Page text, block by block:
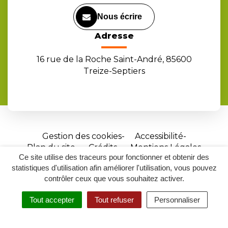
Ce site utilise des traceurs pour fonctionner et obtenir des
statistiques d'utilisation afin améliorer l'utilisation, vous pouvez
contrôler ceux que vous souhaitez activer.
Tout accepter Tout refuser Personnaliser
RECHERCHER
ACCESSIBILITÉ
Nous écrire
Adresse
16 rue de la Roche Saint-André, 85600
Treize-Septiers
Gestion des cookies
Accessibilité
Plan du site
Crédits
Mentions Légales
Site
réalisé
par
Inovagora